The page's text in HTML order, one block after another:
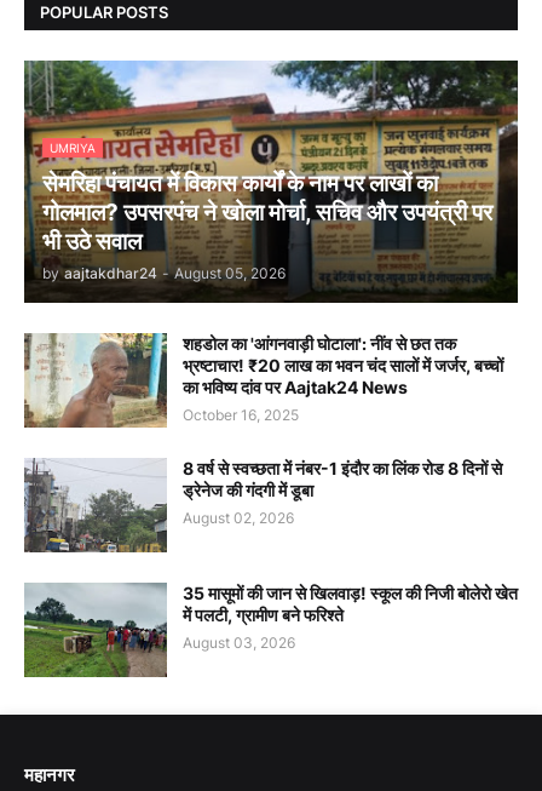
POPULAR POSTS
UMRIYA
सेमरिहा पंचायत में विकास कार्यों के नाम पर लाखों का
गोलमाल? उपसरपंच ने खोला मोर्चा, सचिव और उपयंत्री पर
भी उठे सवाल
by aajtakdhar24 - August 05, 2026
शहडोल का 'आंगनवाड़ी घोटाला': नींव से छत तक
भ्रष्टाचार! ₹20 लाख का भवन चंद सालों में जर्जर, बच्चों
का भविष्य दांव पर Aajtak24 News
October 16, 2025
8 वर्ष से स्वच्छता में नंबर-1 इंदौर का लिंक रोड 8 दिनों से
ड्रेनेज की गंदगी में डूबा
August 02, 2026
35 मासूमों की जान से खिलवाड़! स्कूल की निजी बोलेरो खेत
में पलटी, ग्रामीण बने फरिश्ते
August 03, 2026
महानगर